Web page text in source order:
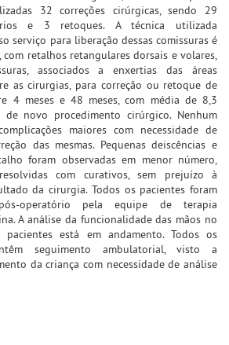
32 correções cirúrgicas, sendo 29
e 3 retoques. A técnica utilizada
serviço para liberação dessas comissuras é
com retalhos retangulares dorsais e volares,
associados a enxertias das áreas
as cirurgias, para correção ou retoque de
4 meses e 48 meses, com média de 8,3
de novo procedimento cirúrgico. Nenhum
maiores com necessidade de
das mesmas. Pequenas deiscências e
foram observadas em menor número,
com curativos, sem prejuízo à
da cirurgia. Todos os pacientes foram
operatório pela equipe de terapia
A análise da funcionalidade das mãos no
pacientes está em andamento. Todos os
seguimento ambulatorial, visto a
da criança com necessidade de análise